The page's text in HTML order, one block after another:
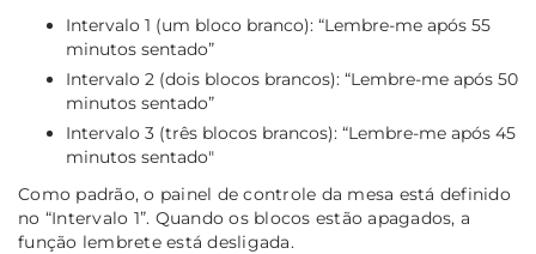
Intervalo 1 (um bloco branco): “Lembre-me após 55
minutos sentado”
Intervalo 2 (dois blocos brancos): “Lembre-me após 50
minutos sentado”
Intervalo 3 (três blocos brancos): “Lembre-me após 45
minutos sentado"
Como padrão, o painel de controle da mesa está definido
no “Intervalo 1”. Quando os blocos estão apagados, a
função lembrete está desligada.